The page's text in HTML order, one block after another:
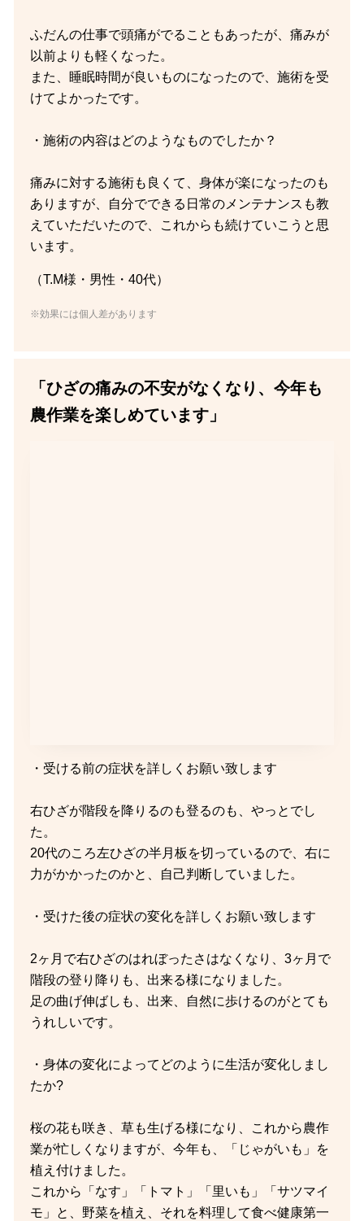
ふだんの仕事で頭痛がでることもあったが、痛みが
以前よりも軽くなった。
また、睡眠時間が良いものになったので、施術を受
けてよかったです。
・施術の内容はどのようなものでしたか？
痛みに対する施術も良くて、身体が楽になったのも
ありますが、自分でできる日常のメンテナンスも教
えていただいたので、これからも続けていこうと思
います。
（T.M様・男性・40代）
※効果には個人差があります
「ひざの痛みの不安がなくなり、今年も
農作業を楽しめています」
・受ける前の症状を詳しくお願い致します
右ひざが階段を降りるのも登るのも、やっとでし
た。
20代のころ左ひざの半月板を切っているので、右に
力がかかったのかと、自己判断していました。
・受けた後の症状の変化を詳しくお願い致します
2ヶ月で右ひざのはれぼったさはなくなり、3ヶ月で
階段の登り降りも、出来る様になりました。
足の曲げ伸ばしも、出来、自然に歩けるのがとても
うれしいです。
・身体の変化によってどのように生活が変化しまし
たか?
桜の花も咲き、草も生げる様になり、これから農作
業が忙しくなりますが、今年も、「じゃがいも」を
植え付けました。
これから「なす」「トマト」「里いも」「サツマイ
モ」と、野菜を植え、それを料理して食べ健康第一